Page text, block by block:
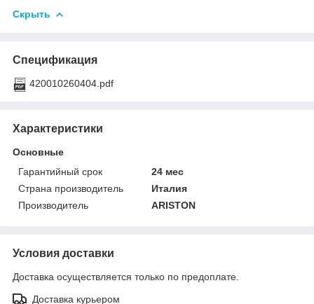
Скрыть
Спецификация
420010260404.pdf
Характеристики
Основные
Гарантийный срок
24 мес
Страна производитель
Италия
Производитель
ARISTON
Условия доставки
Доставка осуществляется только по предоплате.
Доставка курьером